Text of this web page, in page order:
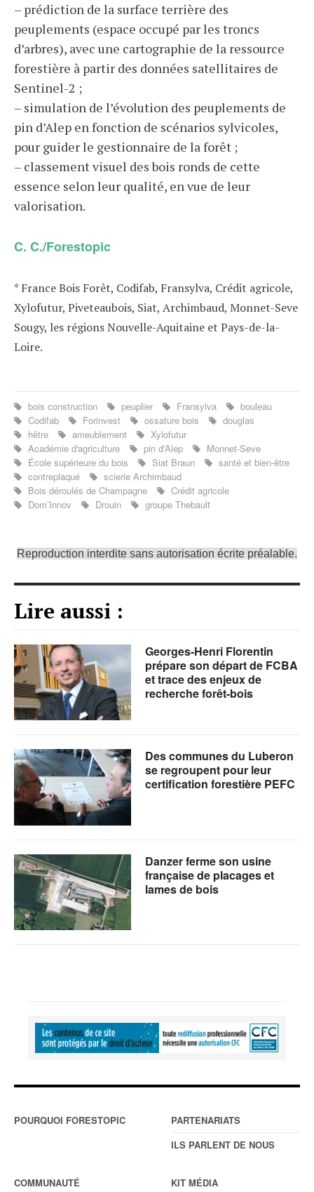
– prédiction de la surface terrière des
peuplements (espace occupé par les troncs
d’arbres), avec une cartographie de la ressource
forestière à partir des données satellitaires de
Sentinel-2 ;
– simulation de l’évolution des peuplements de
pin d’Alep en fonction de scénarios sylvicoles,
pour guider le gestionnaire de la forêt ;
– classement visuel des bois ronds de cette
essence selon leur qualité, en vue de leur
valorisation.
C. C./Forestopic
* France Bois Forêt, Codifab, Fransylva, Crédit agricole,
Xylofutur, Piveteaubois, Siat, Archimbaud, Monnet-Seve
Sougy, les régions Nouvelle-Aquitaine et Pays-de-la-
Loire.
bois construction peuplier Fransylva
bouleau
Codifab
Forinvest ossature bois
douglas
hêtre
ameublement
Xylofutur
Académie d'agriculture
pin d'Alep
Monnet-Seve
École supérieure du bois
Siat Braun
santé et bien-être
contreplaqué
scierie Archimbaud
Bois déroulés de Champagne
Crédit agricole
Dom’Innov
Drouin groupe Thebault
Reproduction interdite sans autorisation écrite préalable.
Lire aussi :
Georges-Henri Florentin
prépare son départ de FCBA
et trace des enjeux de
recherche forêt-bois
Des communes du Luberon
se regroupent pour leur
certification forestière PEFC
Danzer ferme son usine
française de placages et
lames de bois
POURQUOI FORESTOPIC
PARTENARIATS
ILS PARLENT DE NOUS
COMMUNAUTÉ KIT MÉDIA